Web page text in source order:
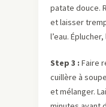
patate douce.
et laisser
l’eau.
Step 3 : Faire
cuillère à
et mélanger.